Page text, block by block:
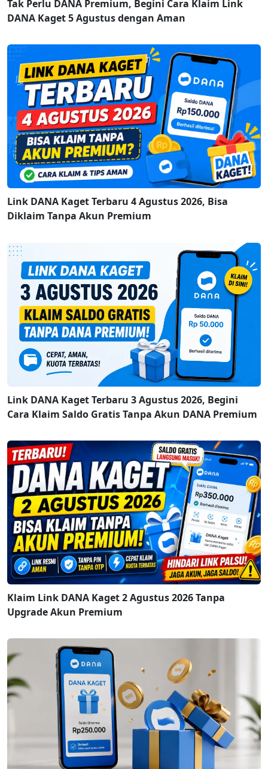
Tak Perlu DANA Premium, Begini Cara Klaim Link
DANA Kaget 5 Agustus dengan Aman
Link DANA Kaget Terbaru 4 Agustus 2026, Bisa
Diklaim Tanpa Akun Premium
Link DANA Kaget Terbaru 3 Agustus 2026, Begini
Cara Klaim Saldo Gratis Tanpa Akun DANA Premium
Klaim Link DANA Kaget 2 Agustus 2026 Tanpa
Upgrade Akun Premium